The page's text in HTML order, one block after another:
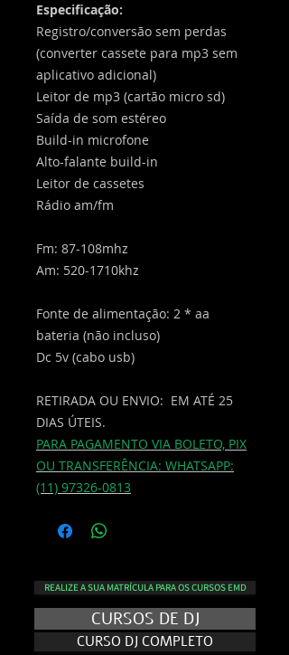
Especificação:
Registro/conversão sem perdas
(converter cassete para mp3 sem
aplicativo adicional)
Leitor de mp3 (cartão micro sd)
Saída de som estéreo
Build-in microfone
Alto-falante build-in
Leitor de cassetes
Rádio am/fm
Fm: 87-108mhz
Am: 520-1710khz
Fonte de alimentação: 2 * aa
bateria (não incluso)
Dc 5v (cabo usb)
RETIRADA OU ENVIO: EM ATÉ 25
DIAS ÚTEIS.
PARA PAGAMENTO VIA BOLETO, PIX
OU TRANSFERÊNCIA: WHATSAPP:
(11) 97326-0813
REALIZE A SUA MATRÍCULA PARA OS CURSOS EMD
CURSOS DE DJ
CURSO DJ COMPLETO